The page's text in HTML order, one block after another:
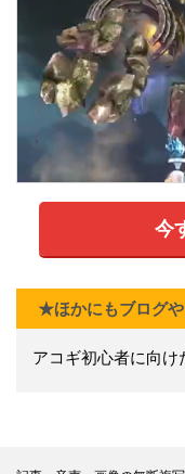
今
★ほかにもブログ
アコギ初心者に向け